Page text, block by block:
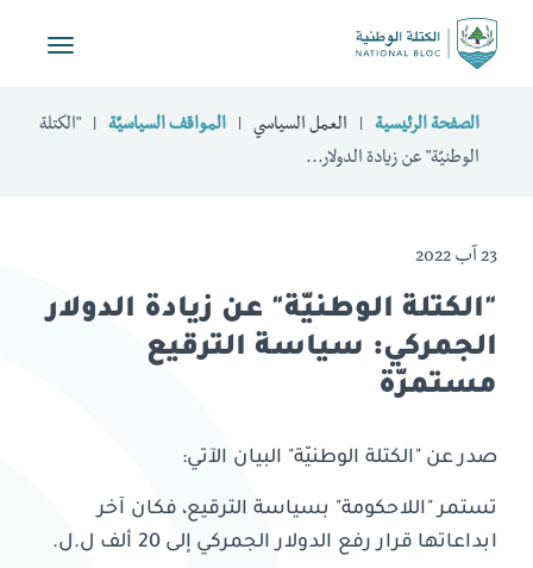
Toggle
الصفحة الرئيسية العمل السياسي المواقف السياسيّة
"الكتلة
الوطنيّة" عن زيادة الدولار...
23 آب 2022
"الكتلة الوطنيّة" عن زيادة الدولار
الجمركي: سياسة الترقيع
مستمرّة
صدر عن "الكتلة الوطنيّة" البيان الآتي:
تستمر "اللاحكومة" بسياسة الترقيع، فكان آخر
ابداعاتها قرار رفع الدولار الجمركي إلى 20 ألف ل.ل.